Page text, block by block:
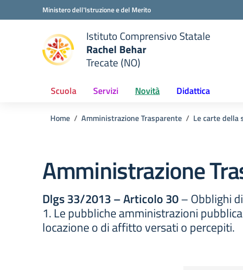
Vai ai contenuti
Vai al menu di navigazioneMinistero dell'Istruzione e del Merito
scuola
Istituto Comprensivo Statale
Rachel Behar
Trecate (NO)
Scuola Servizi Novità Didattica
Home Amministrazione Trasparente Le carte della
Amministrazione
Dlgs 33/2013 – Articolo 30– Obblighi
1. Le pubbliche amministrazioni
locazione o di affitto versati o percepiti.